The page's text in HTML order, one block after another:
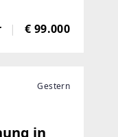
zu seiner
zumindest
€ 99.000
Gestern
in